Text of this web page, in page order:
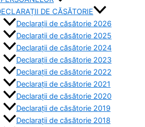
DE CĂSĂTORIE
Declarații de căsătorie 2026
Declarații de căsătorie 2025
Declarații de căsătorie 2024
Declarații de căsătorie 2023
Declarații de căsătorie 2022
Declarații de căsătorie 2021
Declarații de căsătorie 2020
Declarații de căsătorie 2019
Declarații de căsătorie 2018